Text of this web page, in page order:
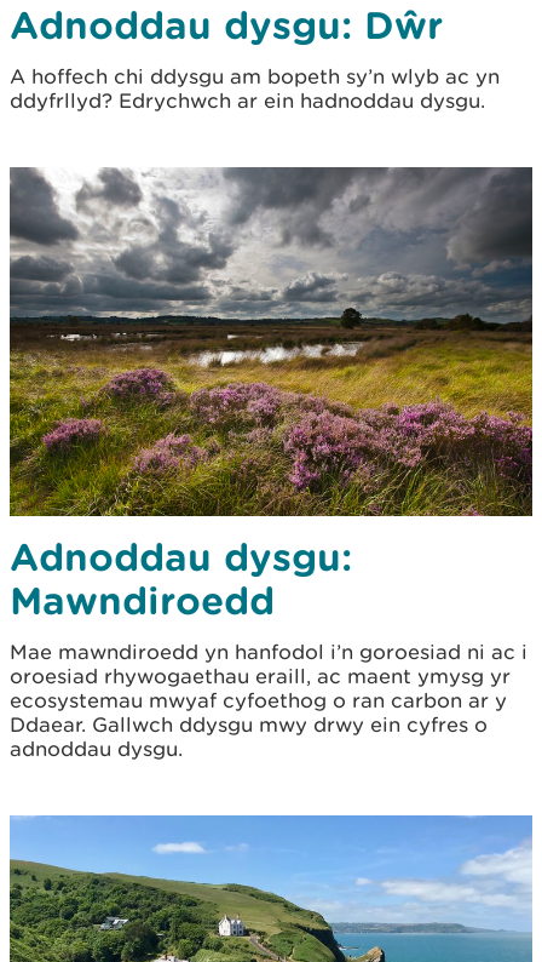
Adnoddau dysgu: Dŵr
A hoffech chi ddysgu am bopeth sy’n wlyb ac yn
ddyfrllyd? Edrychwch ar ein hadnoddau dysgu.
Adnoddau dysgu:
Mawndiroedd
Mae mawndiroedd yn hanfodol i’n goroesiad ni ac i
oroesiad rhywogaethau eraill, ac maent ymysg yr
ecosystemau mwyaf cyfoethog o ran carbon ar y
Ddaear. Gallwch ddysgu mwy drwy ein cyfres o
adnoddau dysgu.